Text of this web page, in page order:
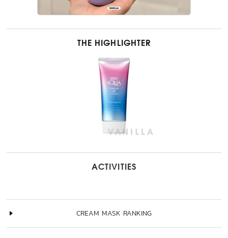
THE HIGHLIGHTER
ACTIVITIES
CREAM MASK RANKING